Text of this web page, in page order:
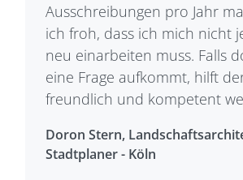
Ausschreibungen pro Jahr
ich froh, dass ich mich nicht
neu einarbeiten muss. Falls
eine Frage aufkommt, hilft
freundlich und kompetent
Doron Stern,
Stadtplaner - Köln